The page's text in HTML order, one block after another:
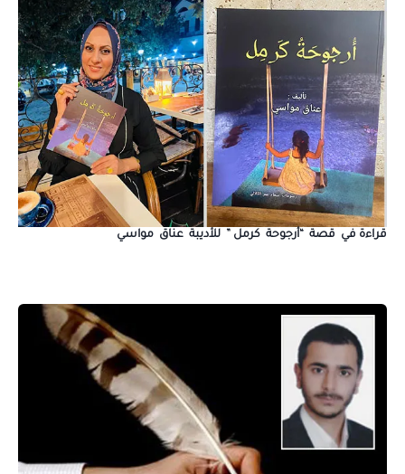
قراءة في قصة “أرجوحة كرمل ” للأديبة عناق مواسي